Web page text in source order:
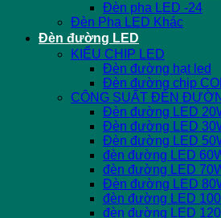
Đèn pha LED -24
Đèn Pha LED Khác
Đèn đường LED
KIỂU CHIP LED
Đèn đường hạt led
Đèn đường chip
CÔNG SUẤT ĐÈN
Đèn đường LED
Đèn đường LED
Đèn đường LED
đèn đường LED
đèn đường LED
Đèn đường LED
đèn đường LED
đèn đường LED